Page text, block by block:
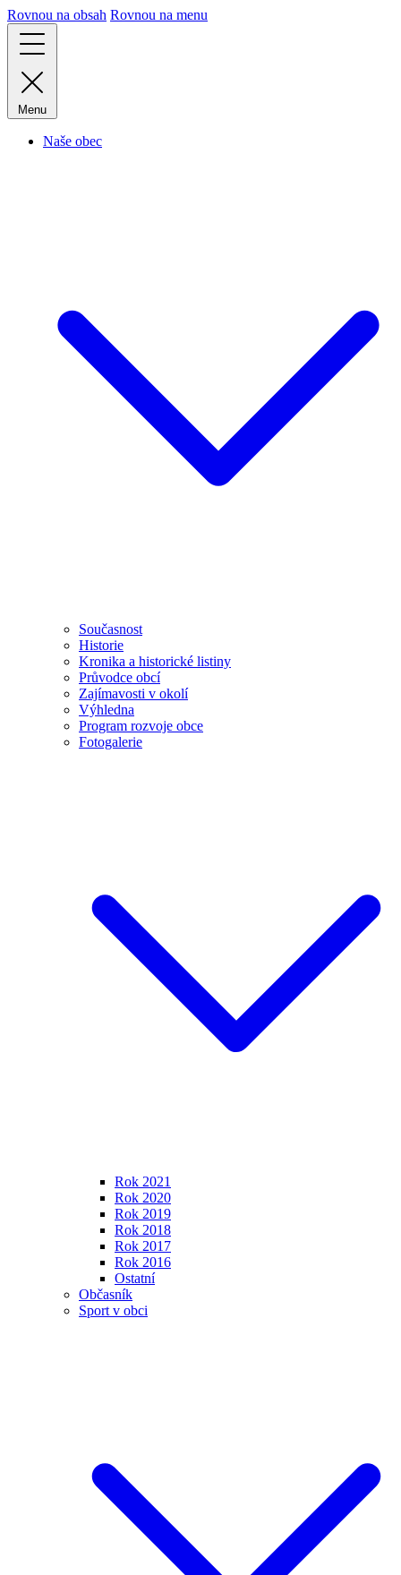
Rovnou na obsah Rovnou na menu
Menu
Naše obec
Současnost
Historie
Kronika a historické listiny
Průvodce obcí
Zajímavosti v okolí
Výhledna
Program rozvoje obce
Fotogalerie
Rok 2021
Rok 2020
Rok 2019
Rok 2018
Rok 2017
Rok 2016
Ostatní
Občasník
Sport v obci